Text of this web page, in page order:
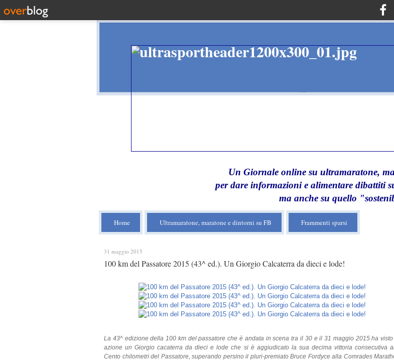
Un Giornale online su ultramaratone,
per dare informazioni e alimentare dibattiti
ma anche su quello
Home Ultramaratone, maratone e dintorni su FB Frammenti sparsi
31 maggio 2015
100 km del Passatore 2015 (43^ ed.). Un Giorgio Calcaterra da dieci e lode!
La 43^ edizione della 100 km del passatore che è andata in scena tra il 30 e il 31 maggio 2015 ha visto
azione un Giorgio cacaterra da dieci e lode che si è aggiudicato la sua decima vittoria consecutiva
Cento chilometri del Passatore, superando persino il pluri-premiato Bruce Fordyce alla Comrades